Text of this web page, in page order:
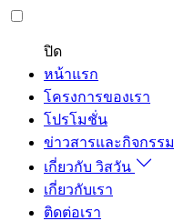
ปิด
หน้าแรก
โครงการของเรา
โปรโมชั่น
ข่าวสารและกิจกรรม
เกี่ยวกับ วิสวัน
เกี่ยวกับเรา
ติดต่อเรา